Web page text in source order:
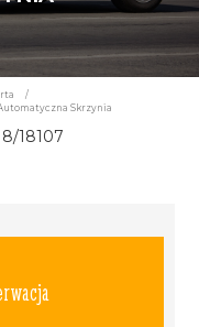
/
Skrzynia
18107